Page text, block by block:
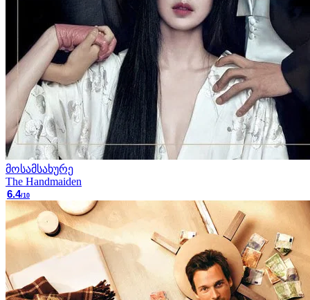
მოსამსახურე
The Handmaiden
6.4/10